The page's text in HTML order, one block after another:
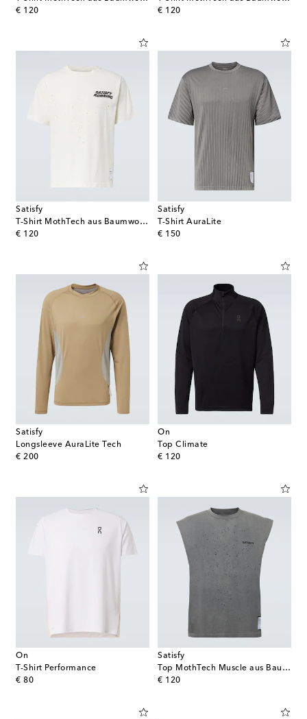
€ 120
original price
€ 120
original price
Satisfy
T-Shirt MothTech aus Baumwoll-Jersey
€ 120
original price
Satisfy
T-Shirt AuraLite
€ 150
original price
Satisfy
Longsleeve AuraLite Tech
€ 200
original price
On
Top Climate
€ 120
original price
On
T-Shirt Performance
€ 80
original price
Satisfy
Top MothTech Muscle aus Baumwolle
€ 120
original price